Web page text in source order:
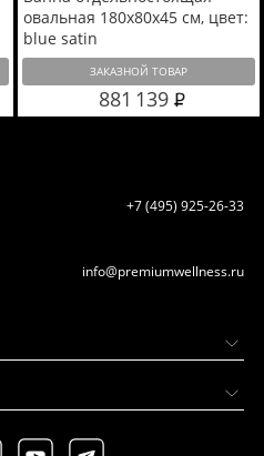
овальная 180x80x45 см, цвет:
blue satin
ЗАКАЗНОЙ ТОВАР
881 139
+7 (495) 925-26-33
info@premiumwellness.ru